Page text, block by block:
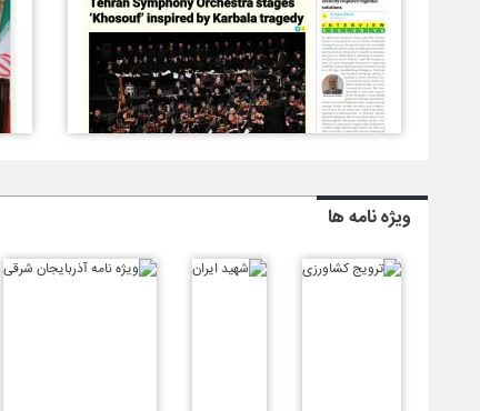
ویژه نامه ها